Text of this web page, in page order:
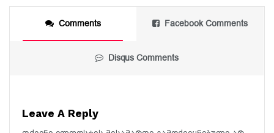
Comments Facebook Comments
Disqus Comments
Leave A Reply